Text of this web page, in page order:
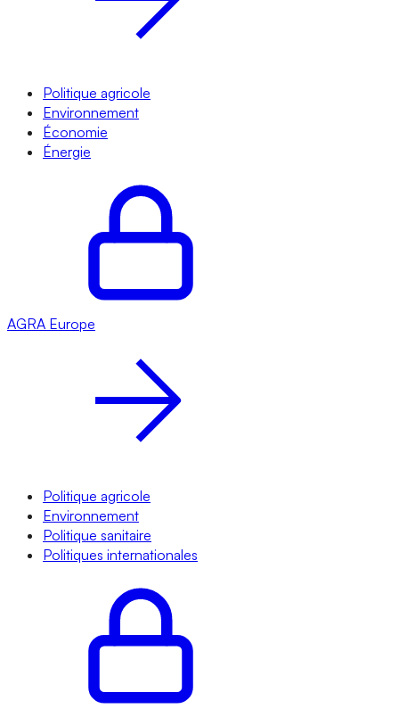
Politique agricole
Environnement
Économie
Énergie
AGRA Europe
Politique agricole
Environnement
Politique sanitaire
Politiques internationales